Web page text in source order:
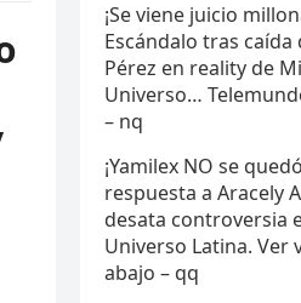
¡Se viene juicio
Escándalo tras caída
Pérez en reality de
Universo…
– nq
¡Yamilex NO se
respuesta a Aracely
desata controversia
Universo Latina. Ver
abajo – qq